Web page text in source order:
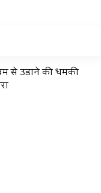
से उड़ाने की धमकी